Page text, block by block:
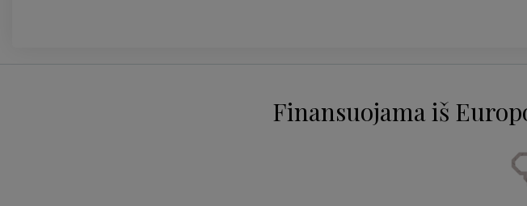
Finansuojama iš